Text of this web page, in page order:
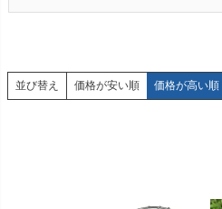
並び替え 価格が安い順 価格が高い順